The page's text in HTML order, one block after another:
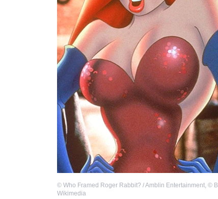
© Who Framed Roger Rabbit? / Amblin Entertainment, ©
Wikimedia